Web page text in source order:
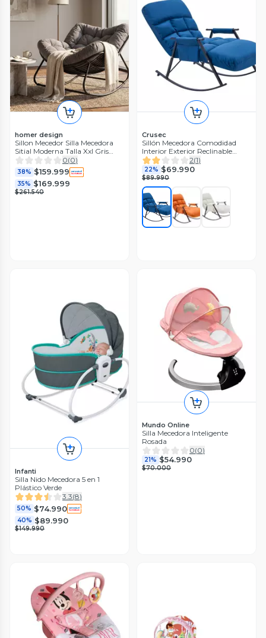
homer design
Sillon Mecedor Silla Mecedora
Sitial Moderna Talla Xxl Gris
Oscuro Liso
0(0)
38% $159.999
35% $169.999
$261.540
Crusec
Sillón Mecedora Comodidad
Interior Exterior Reclinable
Hogar
2(1)
22% $69.990
$89.990
Infanti
Silla Nido Mecedora 5 en 1
Plástico Verde
3.3(8)
50% $74.990
40% $89.990
$149.990
Mundo Online
Silla Mecedora Inteligente
Rosada
0(0)
21% $54.990
$70.000